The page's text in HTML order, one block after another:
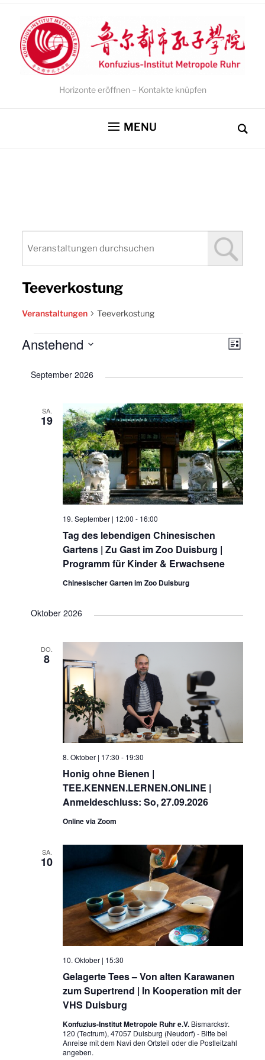
Horizonte eröffnen – Kontakte knüpfen
MENU
Teeverkostung
Veranstaltungen Teeverkostung
Veranstaltungen Liste
Anstehend
wählen.
September 2026
SA.
19
Tag des lebendigen Chinesischen
Gartens | Zu Gast im Zoo Duisburg |
Programm für Kinder & Erwachsene
19. September | 12:00 - 16:00
Chinesischer Garten im Zoo Duisburg
Oktober 2026
DO.
8
Honig ohne Bienen |
TEE.KENNEN.LERNEN.ONLINE |
Anmeldeschluss: So, 27.09.2026
8. Oktober | 17:30 - 19:30
Online via Zoom
SA.
10
Gelagerte Tees – Von alten Karawanen
zum Supertrend | In Kooperation mit der
VHS Duisburg
10. Oktober | 15:30
Konfuzius-Institut Metropole Ruhr e.V. Bismarckstr.
120 (Tectrum), 47057 Duisburg (Neudorf) - Bitte bei
Anreise mit dem Navi den Ortsteil oder die Postleitzahl
angeben.